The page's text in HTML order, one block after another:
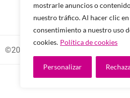
mostrarle anuncios o
nuestro tráfico. Al hacer clic en
consentimiento a nuestro uso
cookies. Política de cookies
Personalizar
©2026 -Todos los derechos